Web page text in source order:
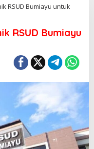
RSUD Bumiayu untuk
RSUD Bumiayu